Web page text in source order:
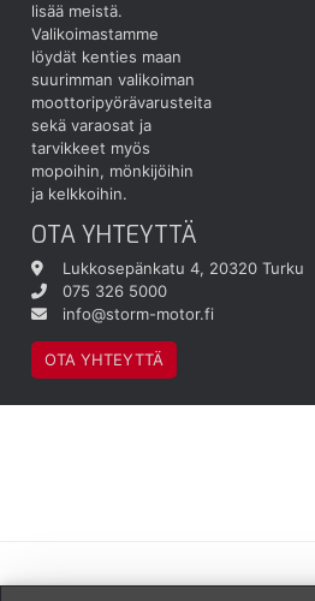
lisää meistä.
Valikoimastamme
löydät kenties maan
suurimman valikoiman
moottoripyörävarusteita
sekä varaosat ja
tarvikkeet myös
mopoihin, mönkijöihin
ja kelkkoihin.
OTA YHTEYTTÄ
Lukkosepänkatu 4, 20320 Turku
075 326 5000
info@storm-motor.fi
OTA YHTEYTTÄ